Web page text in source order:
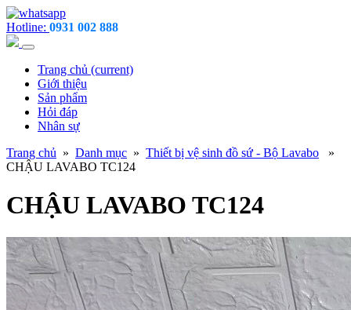
Hotline: 0931 002 888
Trang chủ (current)
Giới thiệu
Sản phẩm
Hỏi đáp
Nhân sự
Trang chủ » Danh mục » Thiết bị vệ sinh đồ sứ - Bộ Lavabo »
CHẬU LAVABO TC124
CHẬU LAVABO TC124